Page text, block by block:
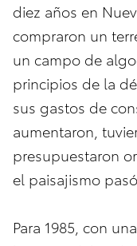
diez años en
compraron un
un campo de
principios de la
sus gastos de
aumentaron,
presupuestaron
el paisajismo
Para 1985, con